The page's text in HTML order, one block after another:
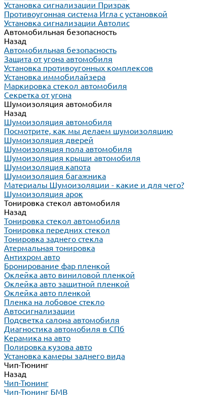
Установка сигнализации Призрак
Противоугонная система Игла с установкой
Установка сигнализации Автолис
Автомобильная безопасность
Назад
Автомобильная безопасность
Защита от угона автомобиля
Установка противоугонных комплексов
Установка иммобилайзера
Маркировка стекол автомобиля
Секретка от угона
Шумоизоляция автомобиля
Назад
Шумоизоляция автомобиля
Посмотрите, как мы делаем шумоизоляцию
Шумоизоляция дверей
Шумоизоляция пола автомобиля
Шумоизоляция крыши автомобиля
Шумоизоляция капота
Шумоизоляция багажника
Материалы Шумоизоляции - какие и для чего?
Шумоизоляция арок
Тонировка стекол автомобиля
Назад
Тонировка стекол автомобиля
Тонировка передних стекол
Тонировка заднего стекла
Атермальная тонировка
Антихром авто
Бронирование фар пленкой
Оклейка авто виниловой пленкой
Оклейка авто защитной пленкой
Оклейка авто пленкой
Пленка на лобовое стекло
Автосигнализации
Подсветка салона автомобиля
Диагностика автомобиля в СПб
Керамика на авто
Полировка кузова авто
Установка камеры заднего вида
Чип-Тюнинг
Назад
Чип-Тюнинг
Чип-Тюнинг БМВ